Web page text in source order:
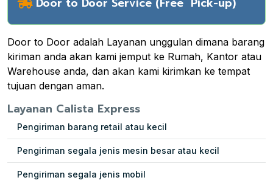
Door to Door adalah Layanan unggulan dimana barang
kiriman anda akan kami jemput ke Rumah, Kantor atau
Warehouse anda, dan akan kami kirimkan ke tempat
tujuan dengan aman.
Layanan Calista Express
Pengiriman barang retail atau kecil
Pengiriman segala jenis mesin besar atau kecil
Pengiriman segala jenis mobil